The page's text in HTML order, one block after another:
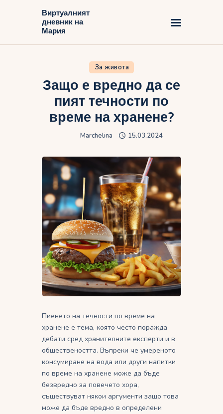
Виртуалният
дневник на
Мария
Виртуалният дневник на Мария
За живота
Защо е вредно да се
пият течности по
време на хранене?
Marchelina 15.03.2024
Пиенето на течности по време на
хранене е тема, която често поражда
дебати сред хранителните експерти и в
обществеността. Въпреки че умереното
консумиране на вода или други напитки
по време на хранене може да бъде
безвредно за повечето хора,
съществуват някои аргументи защо това
може да бъде вредно в определени